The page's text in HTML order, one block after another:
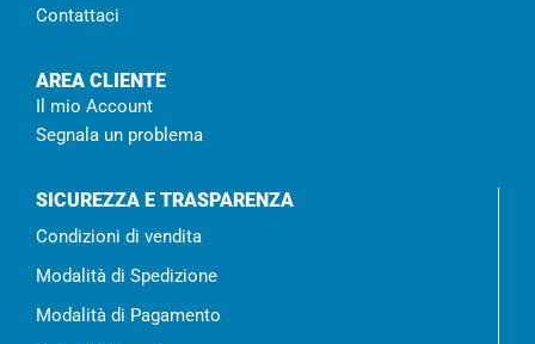
Contattaci
AREA CLIENTE
Il mio Account
Segnala un problema
SICUREZZA E TRASPARENZA
Condizioni di vendita
Modalità di Spedizione
Modalità di Pagamento